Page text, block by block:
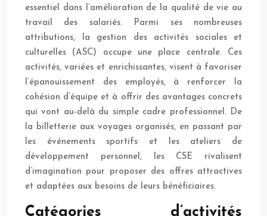
essentiel dans l’amélioration de la qualité de vie au
travail des salariés. Parmi ses nombreuses
attributions, la gestion des activités sociales et
culturelles (ASC) occupe une place centrale. Ces
activités, variées et enrichissantes, visent à favoriser
l’épanouissement des employés, à renforcer la
cohésion d’équipe et à offrir des avantages concrets
qui vont au-delà du simple cadre professionnel. De
la billetterie aux voyages organisés, en passant par
les événements sportifs et les ateliers de
développement personnel, les CSE rivalisent
d’imagination pour proposer des offres attractives
et adaptées aux besoins de leurs bénéficiaires.
Catégories d’activités